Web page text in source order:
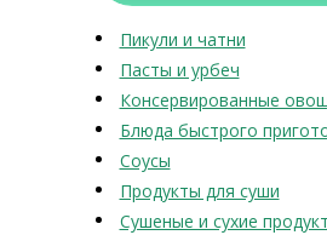
Пикули и чатни
Пасты и урбеч
Консервированные
Блюда быстрого
Соусы
Продукты для суши
Сушеные и сухие